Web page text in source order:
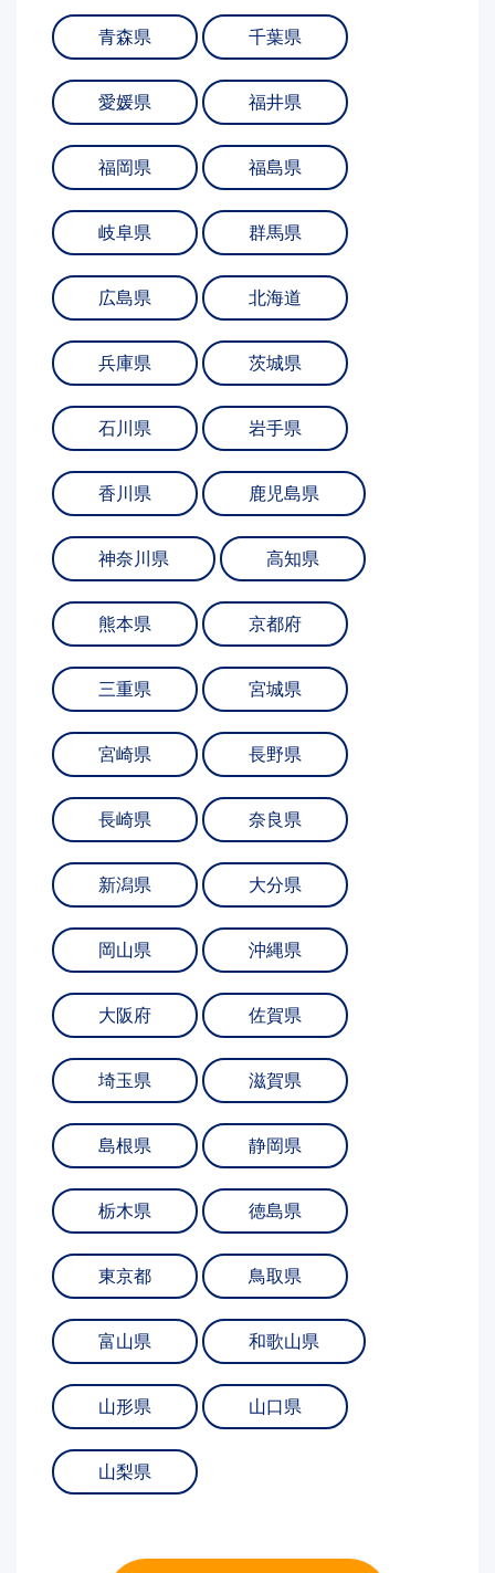
青森県 千葉県
愛媛県 福井県
福岡県 福島県
岐阜県 群馬県
広島県 北海道
兵庫県 茨城県
石川県 岩手県
香川県 鹿児島県
神奈川県 高知県
熊本県 京都府
三重県 宮城県
宮崎県 長野県
長崎県 奈良県
新潟県 大分県
岡山県 沖縄県
大阪府 佐賀県
埼玉県 滋賀県
島根県 静岡県
栃木県 徳島県
東京都 鳥取県
富山県 和歌山県
山形県 山口県
山梨県